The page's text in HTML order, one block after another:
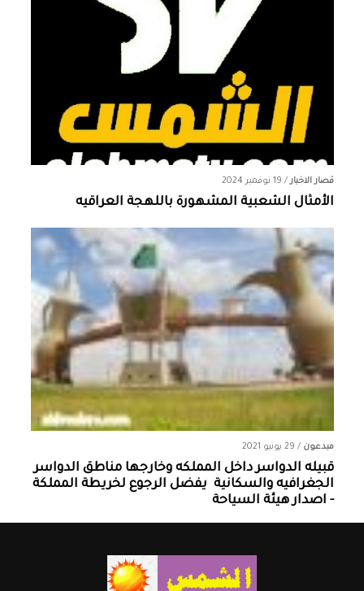
قصار الاخبار/ 19 نوفمبر 2024
الأمثال الشعبية المشهورة باللهجة العراقيه
مبدعون / 29 يونيو 2021
قبيله الدواسر داخل المملكه وخارجها ‏مناطق الدواسر
الجغرافيه والسكانية ‏ يفضل الرجوع لخريطة المملكة
- اصدار هيئة السياحة